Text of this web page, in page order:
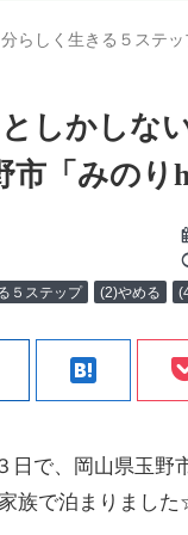
らしく生きる５ステッ
としかしな
「みのり
５ステップ (2)やめる
hatenabookmark
日で、岡山県玉野
族で泊まりまし